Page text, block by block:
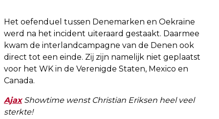
Het oefenduel tussen Denemarken en Oekraïne
werd na het incident uiteraard gestaakt. Daarmee
kwam de interlandcampagne van de Denen ook
direct tot een einde. Zij zijn namelijk niet geplaatst
voor het WK in de Verenigde Staten, Mexico en
Canada.
AjaxShowtime wenst Christian Eriksen heel veel
sterkte!